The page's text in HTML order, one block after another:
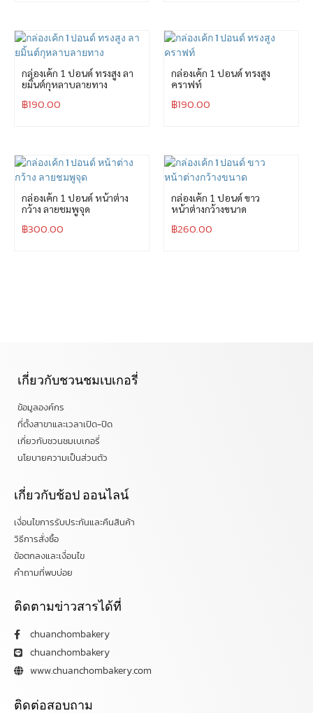
กล่องเค้ก 1 ปอนด์ ทรงสูง ลา
ยมิ้นต์กุหลาบลายทาง
฿190.00
กล่องเค้ก 1 ปอนด์ ทรงสูง
คราฟท์
฿190.00
กล่องเค้ก 1 ปอนด์ หน้าต่าง
กว้าง ลายชมพูจุด
฿300.00
กล่องเค้ก 1 ปอนด์ ขาว
หน้าต่างกว้างขนาด
฿260.00
เกี่ยวกับชวนชมเบเกอรี่
ข้อมูลองค์กร
ที่ตั้งสาขาและเวลาเปิด-ปิด
เกี่ยวกับชวนชมเบเกอรี่
นโยบายความเป็นส่วนตัว
เกี่ยวกับช้อป ออนไลน์
เงื่อนไขการรับประกันและคืนสินค้า
วิธีการสั่งซื้อ
ข้อตกลงและเงื่อนไข
คำถามที่พบบ่อย
ติดตามข่าวสารได้ที่
chuanchombakery
chuanchombakery
www.chuanchombakery.com
ติดต่อสอบถาม